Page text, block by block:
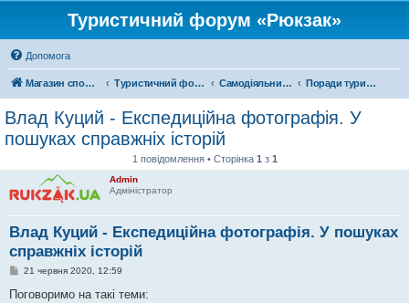
Туристичний форум «Рюкзак»
Допомога
Магазин спорядження Туристичний форум «Рюкзак» Самодіяльний туризм Поради туристам
Влад Куций - Експедиційна фотографія. У
пошуках справжніх історій
1 повідомлення • Сторінка 1 з 1
Admin
Адміністратор
Влад Куций - Експедиційна фотографія. У пошуках
справжніх історій
П
в
21 червня 2020, 12:59
Поговоримо на такі теми: